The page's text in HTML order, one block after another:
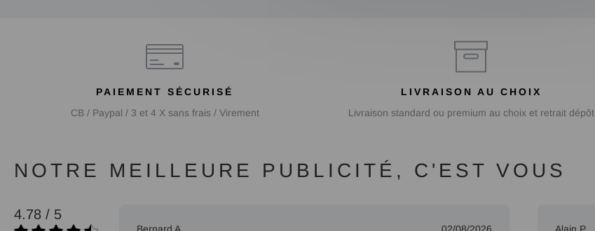
PAIEMENT SÉCURISÉ
CB / Paypal / 3 et 4 X sans frais / Virement
LIVRAISON AU CHOIX
Livraison standard ou premium au choix et retrait dépôt
NOTRE MEILLEURE PUBLICITÉ, C'EST VOUS
4.78 / 5